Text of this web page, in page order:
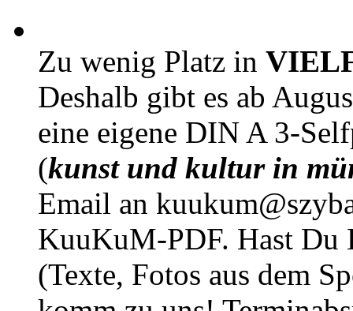
Zu wenig Platz in
Deshalb gibt es ab
eine eigene DIN A 3-
(kunst und kultur in
Email an
KuuKuM-PDF. Hast Du
(Texte, Fotos aus dem